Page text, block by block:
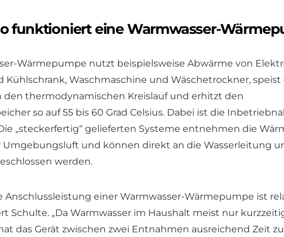
funktioniert eine Warmwasser-
Wärmepumpe nutzt beispielsweise Abwärme von
Kühlschrank, Waschmaschine und Wäschetrockner, speist
den thermodynamischen Kreislauf und erhitzt den
so auf 55 bis 60 Grad Celsius. Dabei ist die
„steckerfertig“ gelieferten Systeme entnehmen die
Umgebungsluft und können direkt an die Wasserleitung
werden.
Anschlussleistung einer Warmwasser-Wärmepumpe ist
Schulte. „Da Warmwasser im Haushalt meist nur
das Gerät zwischen zwei Entnahmen ausreichend Zeit